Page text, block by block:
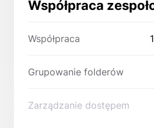
Współpraca
Współpraca 1
Grupowanie folderów
Zarządzanie dostępem